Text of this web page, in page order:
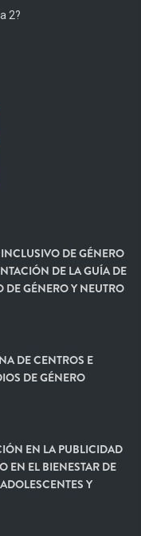
2?
DE GÉNERO
DE LA GUÍA DE
GÉNERO Y NEUTRO
DE CENTROS E
DE GÉNERO
EN LA PUBLICIDAD
EN EL BIENESTAR DE
Y